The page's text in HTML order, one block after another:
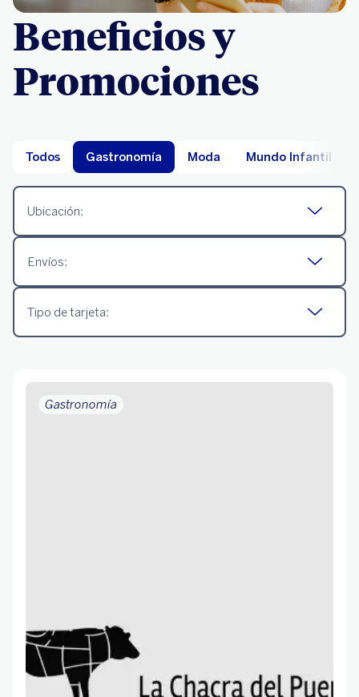
Beneficios y
Promociones
Todos Gastronomía Moda Mundo Infantil
Ubicación:
Envíos:
Tipo de tarjeta:
Gastronomía